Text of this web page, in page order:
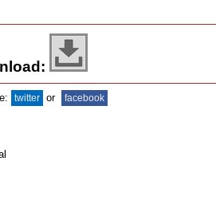
twitter or facebook